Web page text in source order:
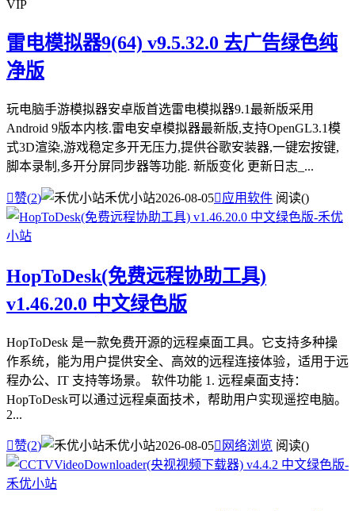
VIP
雷电模拟器9(64) v9.5.32.0 去广告绿色纯
净版
玩电脑手游模拟器安卓版首选雷电模拟器9.1最新版采用
Android 9版本内核.雷电安卓模拟器最新版,支持OpenGL3.1模
式3D渲染,游戏稳定多开无压力,提供谷歌安装器,一键宏按键,
脚本录制,多开分屏同步器等功能. 新版变化 更新日志_...
赞(2) 禾优小站2026-08-05应用软件 阅读()
HopToDesk(免费远程协助工具)
v1.46.20.0 中文绿色版
HopToDesk 是一款免费开源的远程桌面工具。它支持多种操
作系统，能为用户提供安全、高效的远程连接体验，适用于远
程办公、IT 支持等场景。 软件功能 1. 远程桌面支持：
HopToDesk可以通过远程桌面技术，帮助用户实现遥控电脑。
2...
赞(2) 禾优小站2026-08-05 网络浏览 阅读()